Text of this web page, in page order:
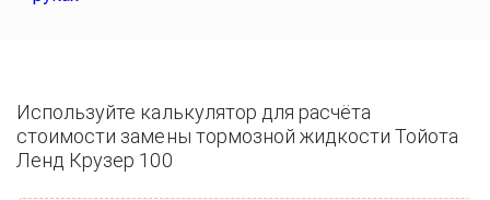
Используйте калькулятор для расчёта
стоимости замены тормозной жидкости Тойота
Ленд Крузер 100